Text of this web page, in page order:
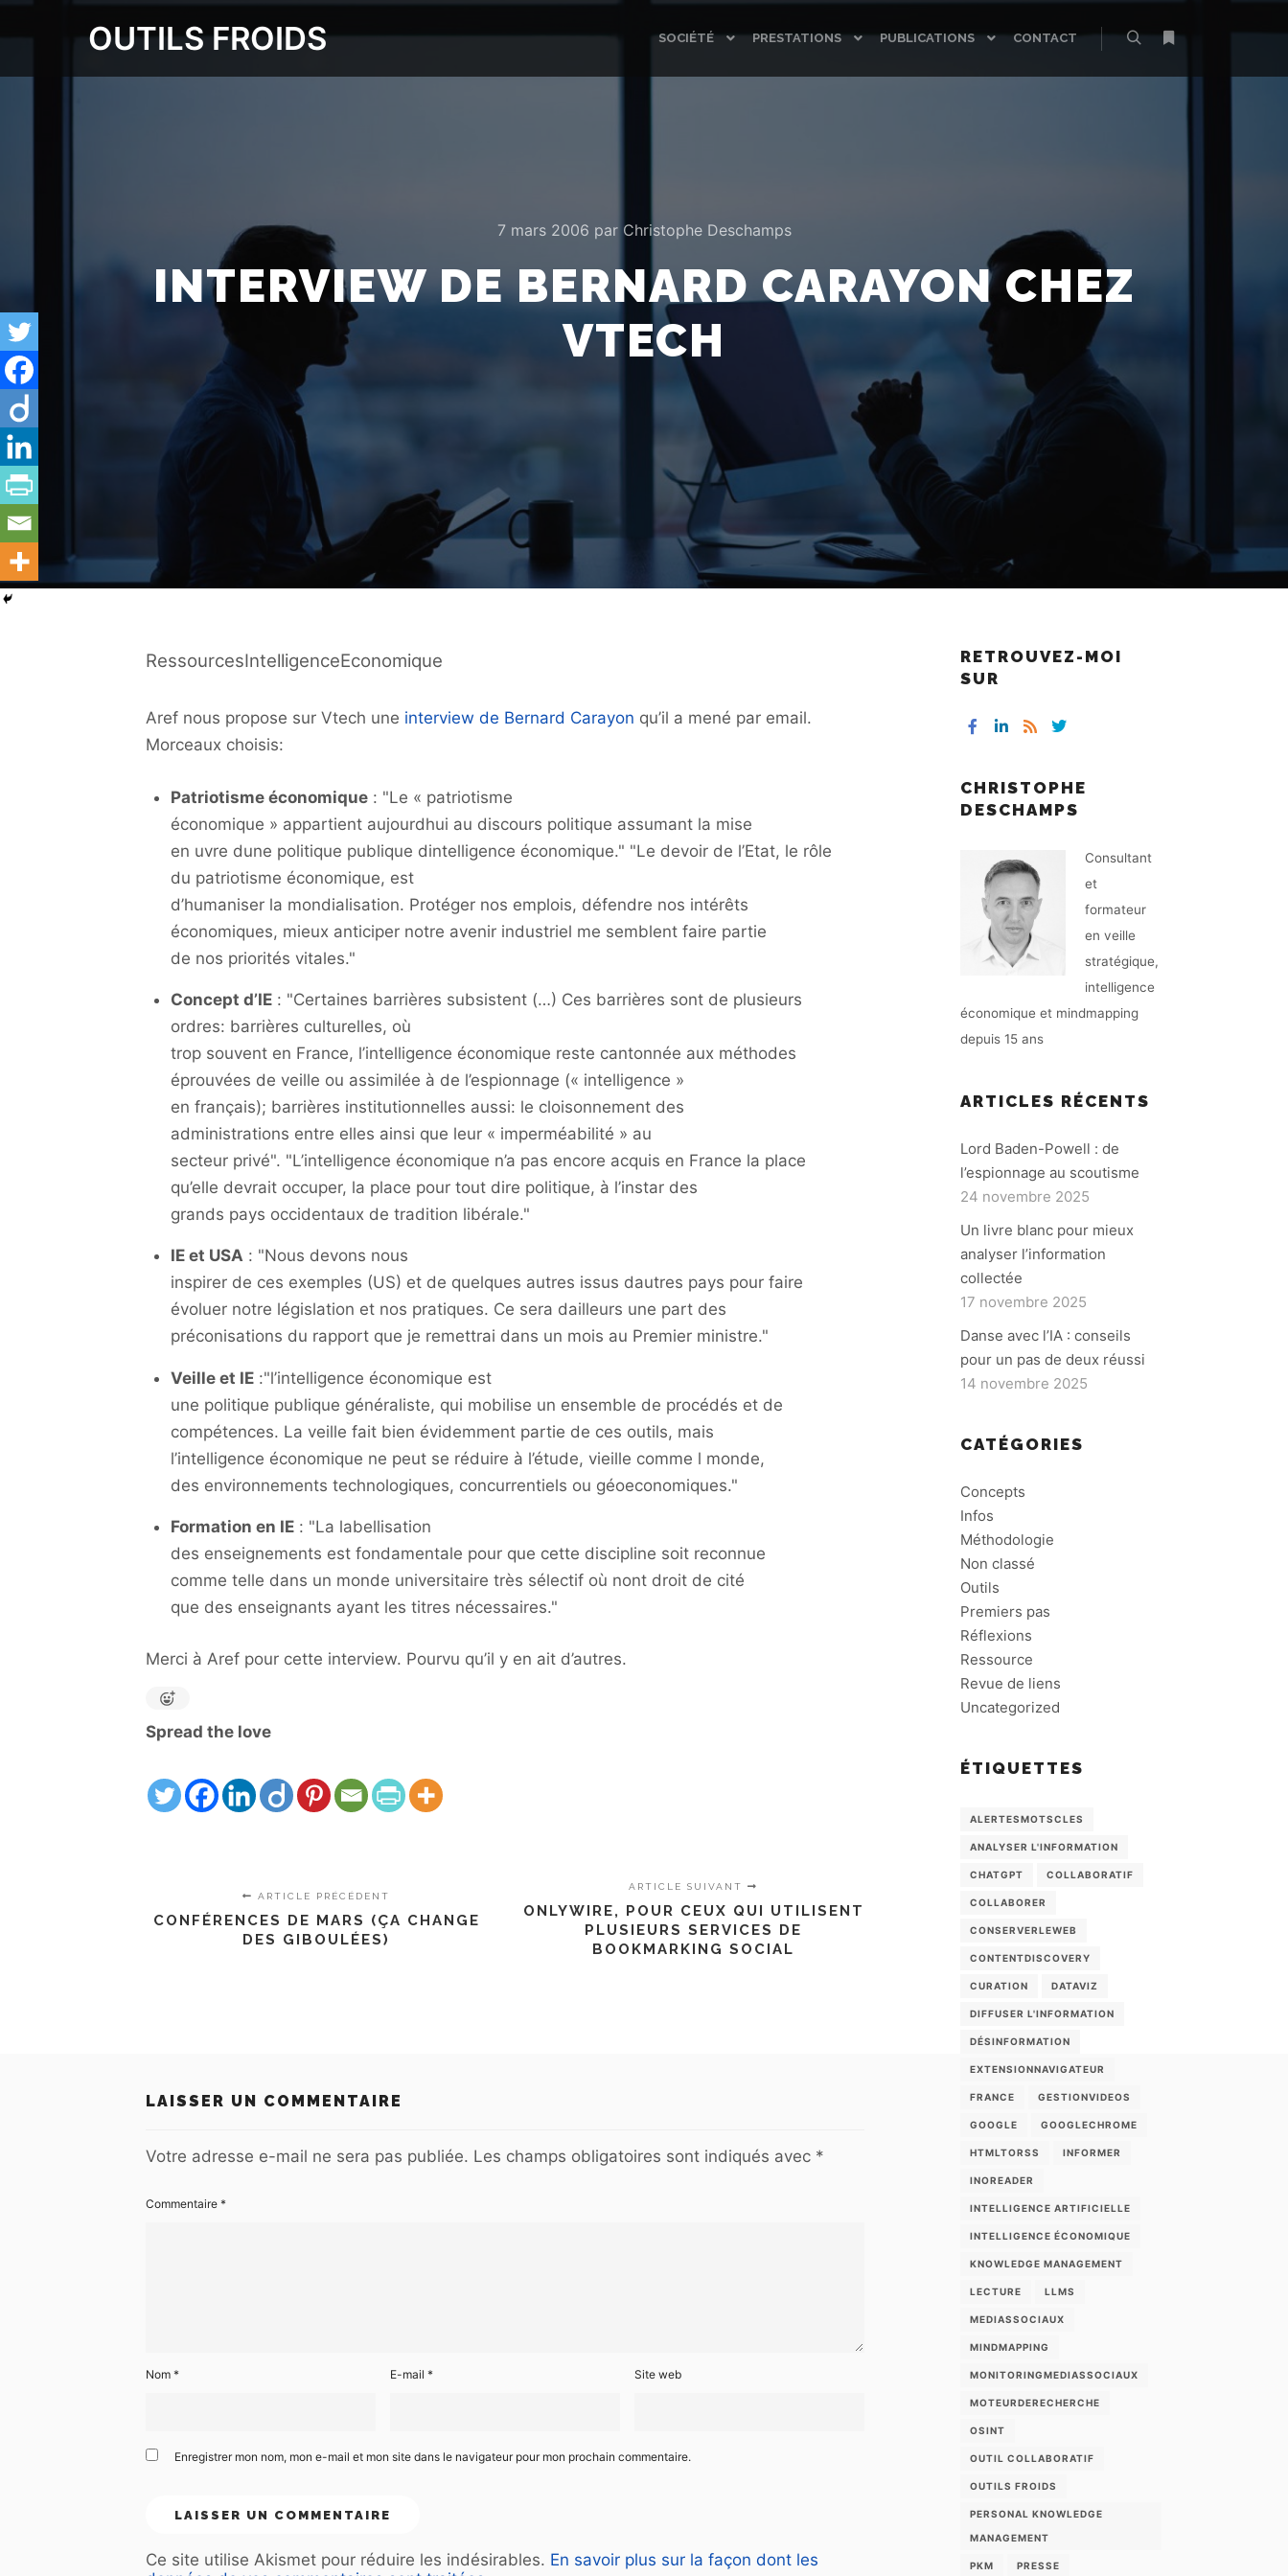
OUTILS FROIDS SOCIÉTÉ PRESTATIONS PUBLICATIONS
CONTACT
7 mars 2006 par Christophe Deschamps
INTERVIEW DE BERNARD CARAYON CHEZ
VTECH
RessourcesIntelligenceEconomique
Aref nous propose sur Vtech une interview de Bernard Carayon qu’il a mené par email.
Morceaux choisis:
Patriotisme économique: "Le « patriotisme
économique » appartient aujourdhui au discours politique assumant la mise
en uvre dune politique publique dintelligence économique." "Le devoir de l’Etat, le rôle
du patriotisme économique, est
d’humaniser la mondialisation. Protéger nos emplois, défendre nos intérêts
économiques, mieux anticiper notre avenir industriel me semblent faire partie
de nos priorités vitales."
Concept d’IE: "Certaines barrières subsistent (…) Ces barrières sont de plusieurs
ordres: barrières culturelles, où
trop souvent en France, l’intelligence économique reste cantonnée aux méthodes
éprouvées de veille ou assimilée à de l’espionnage (« intelligence »
en français); barrières institutionnelles aussi: le cloisonnement des
administrations entre elles ainsi que leur « imperméabilité » au
secteur privé". "L’intelligence économique n’a pas encore acquis en France la place
qu’elle devrait occuper, la place pour tout dire politique, à l’instar des
grands pays occidentaux de tradition libérale."
IE et USA: "Nous devons nous
inspirer de ces exemples (US) et de quelques autres issus dautres pays pour faire
évoluer notre législation et nos pratiques. Ce sera dailleurs une part des
préconisations du rapport que je remettrai dans un mois au Premier ministre."
Veille et IE:"l’intelligence économique est
une politique publique généraliste, qui mobilise un ensemble de procédés et de
compétences. La veille fait bien évidemment partie de ces outils, mais
l’intelligence économique ne peut se réduire à l’étude, vieille comme l monde,
des environnements technologiques, concurrentiels ou géoeconomiques."
Formation en IE: "La labellisation
des enseignements est fondamentale pour que cette discipline soit reconnue
comme telle dans un monde universitaire très sélectif où nont droit de cité
que des enseignants ayant les titres nécessaires."
Merci à Aref pour cette interview. Pourvu qu’il y en ait d’autres.
Spread the love
ARTICLE PRÉCÉDENT
CONFÉRENCES DE MARS (ÇA CHANGE
DES GIBOULÉES)
ARTICLE SUIVANT
ONLYWIRE, POUR CEUX QUI UTILISENT
PLUSIEURS SERVICES DE
BOOKMARKING SOCIAL
LAISSER UN COMMENTAIRE
Votre adresse e-mail ne sera pas publiée. Les champs obligatoires sont indiqués avec *
Commentaire *
Nom * E-mail * Site web
Enregistrer mon nom, mon e-mail et mon site dans le navigateur pour mon prochain commentaire.
Ce site utilise Akismet pour réduire les indésirables. En savoir plus sur la façon dont les
RETROUVEZ-MOI
SUR
CHRISTOPHE
DESCHAMPS
Consultant
et
formateur
en veille
stratégique,
intelligence
économique et mindmapping
depuis 15 ans
ARTICLES RÉCENTS
Lord Baden-Powell : de
l’espionnage au scoutisme
24 novembre 2025
Un livre blanc pour mieux
analyser l’information
collectée
17 novembre 2025
Danse avec l’IA : conseils
pour un pas de deux réussi
14 novembre 2025
CATÉGORIES
Concepts
Infos
Méthodologie
Non classé
Outils
Premiers pas
Réflexions
Ressource
Revue de liens
Uncategorized
ÉTIQUETTES
ALERTESMOTSCLES
ANALYSER L'INFORMATION
CHATGPT COLLABORATIF
COLLABORER
CONSERVERLEWEB
CONTENTDISCOVERY
CURATION DATAVIZ
DIFFUSER L'INFORMATION
DÉSINFORMATION
EXTENSIONNAVIGATEUR
FRANCE GESTIONVIDEOS
GOOGLE GOOGLECHROME
HTMLTORSS INFORMER
INOREADER
INTELLIGENCE ARTIFICIELLE
INTELLIGENCE ÉCONOMIQUE
KNOWLEDGE MANAGEMENT
LECTURE LLMS
MEDIASSOCIAUX
MINDMAPPING
MONITORINGMEDIASSOCIAUX
MOTEURDERECHERCHE
OSINT
OUTIL COLLABORATIF
OUTILS FROIDS
PERSONAL KNOWLEDGE
MANAGEMENT
PKM PRESSE